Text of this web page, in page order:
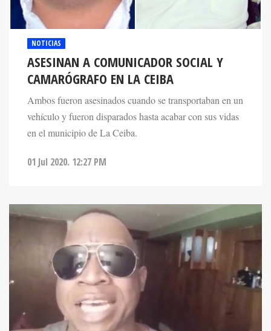
NOTICIAS
ASESINAN A COMUNICADOR SOCIAL Y
CAMARÓGRAFO EN LA CEIBA
Ambos fueron asesinados cuando se transportaban en un
vehículo y fueron disparados hasta acabar con sus vidas
en el municipio de La Ceiba.
01 Jul 2020. 12:27 PM